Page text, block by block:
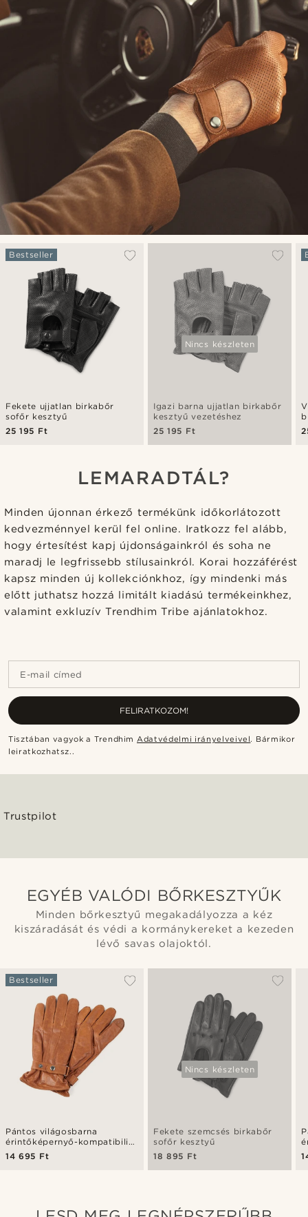
Fekete ujjatlan birkabőr
sofőr kesztyű
Bestseller
25 195 Ft
Nincs készleten
Igazi barna ujjatlan birkabőr
kesztyű vezetéshez
25 195 Ft
LEMARADTÁL?
Minden újonnan érkező termékünk időkorlátozott
kedvezménnyel kerül fel online. Iratkozz fel alább,
hogy értesítést kapj újdonságainkról és soha ne
maradj le legfrissebb stílusainkról. Korai hozzáférést
kapsz minden új kollekciónkhoz, így mindenki más
előtt juthatsz hozzá limitált kiadású termékeinkhez,
valamint exkluzív Trendhim Tribe ajánlatokhoz.
E-mail címed
FELIRATKOZOM!
Tisztában vagyok a Trendhim Adatvédelmi irányelveivel. Bármikor
leiratkozhatsz..
Trustpilot
EGYÉB VALÓDI BŐRKESZTYŰK
Minden bőrkesztyű megakadályozza a kéz
kiszáradását és védi a kormánykereket a kezeden
lévő savas olajoktól.
Pántos világosbarna
érintőképernyő-kompatibilis
birkabőr kesztyű
Bestseller
14 695 Ft
Nincs készleten
Fekete szemcsés birkabőr
sofőr kesztyű
18 895 Ft